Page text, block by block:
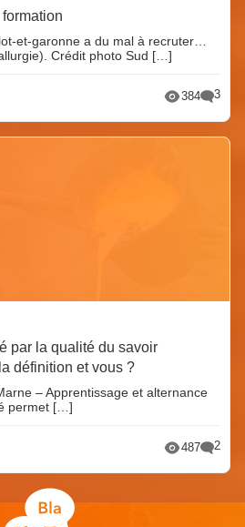
et-garonne a du mal à recruter…
Crédit photo Sud […]
384 3
par la qualité du savoir
définition et vous ?
– Apprentissage et alternance
permet […]
487 2